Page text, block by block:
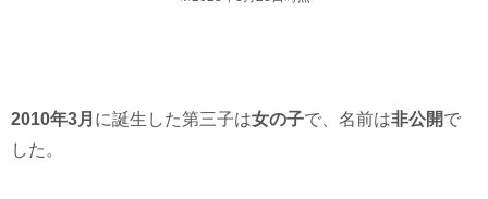
2010年3月 に誕生した第三子は女の子で、名前は非公開で
した。